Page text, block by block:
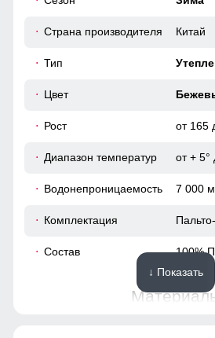
сумки. Карманы расположены
Страна производителя Китай
Тип
Цвет
Рост от 165
Диапазон температур от + 5°
Водонепроницаемость 7 000
Комплектация
Состав 100%
↓ Показать